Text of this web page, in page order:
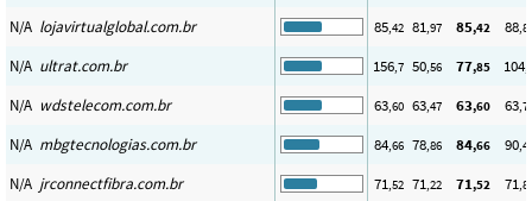
N/A lojavirtualglobal.com.br 85,42 81,97 85,42 88
N/A ultrat.com.br 156,7 50,56 77,85 104
N/A wdstelecom.com.br 63,60 63,47 63,60 63
N/A mbgtecnologias.com.br 84,66 78,86 84,66 90
N/A jrconnectfibra.com.br 71,52 71,22 71,52 71